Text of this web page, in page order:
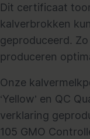
Dit certificaat
kalverbrokken
geproduceerd.
produceren
Onze
‘Yellow’ en QC
verklaring
105 GMO